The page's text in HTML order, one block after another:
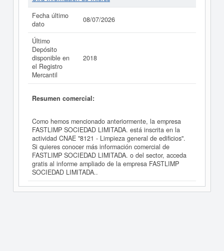
Fecha último
dato
08/07/2026
Último
Depósito
disponible en
el Registro
Mercantil
2018
Resumen comercial:
Como hemos mencionado anteriormente, la empresa
FASTLIMP SOCIEDAD LIMITADA. está inscrita en la
actividad CNAE "8121 - Limpieza general de edificios".
Si quieres conocer más información comercial de
FASTLIMP SOCIEDAD LIMITADA. o del sector, acceda
gratis al informe ampliado de la empresa FASTLIMP
SOCIEDAD LIMITADA..